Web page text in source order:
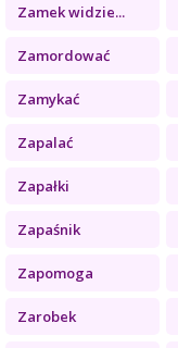
Zamek widzie...
Zamordować
Zamykać
Zapalać
Zapałki
Zapaśnik
Zapomoga
Zarobek